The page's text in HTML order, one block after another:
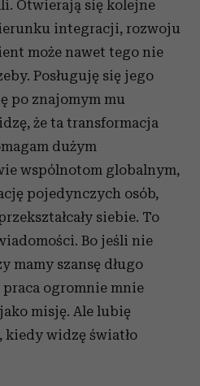
Otwierają się kolejne
integracji, rozwoju
może nawet tego nie
Posługuję się jego
po znajomym mu
że ta transformacja
dużym
wspólnotom globalnym,
pojedynczych osób,
siebie. To
Bo jeśli nie
mamy szansę długo
ogromnie mnie
misję. Ale lubię
widzę światło